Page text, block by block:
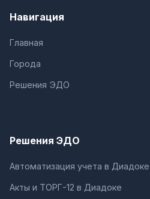
Навигация
Главная
Города
Решения ЭДО
Решения ЭДО
Автоматизация учета в Диадоке
Акты и ТОРГ-12 в Диадоке